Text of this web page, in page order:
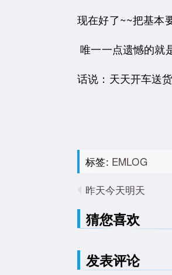
现在好了~~把基本
唯一一点遗憾的就
话说：天天开车送
标签: EMLOG
昨天今天明天
猜您喜欢
发表评论